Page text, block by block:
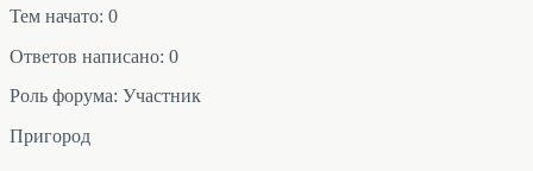
Тем начато: 0
Ответов написано: 0
Роль форума: Участник
Пригород